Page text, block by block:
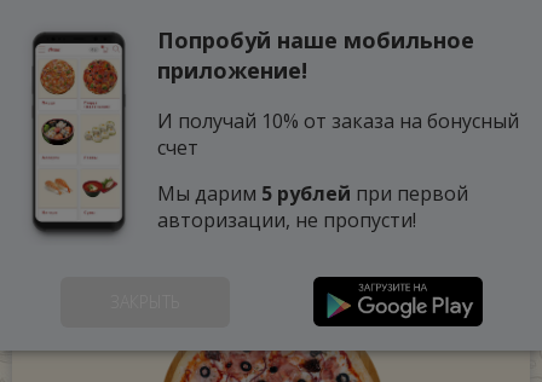
Попробуй наше мобильное
приложение!
И получай 10% от заказа на бонусный
счет
Мы дарим 5 рублей при первой
авторизации, не пропусти!